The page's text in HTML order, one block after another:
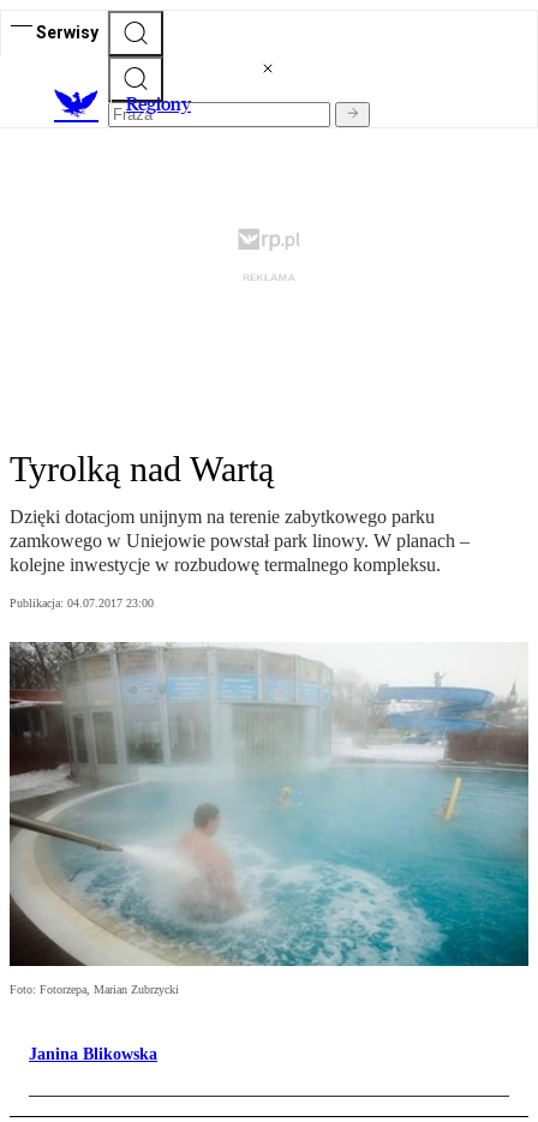
Serwisy
Regiony
Tyrolką nad Wartą
Dzięki dotacjom unijnym na terenie zabytkowego parku
zamkowego w Uniejowie powstał park linowy. W planach –
kolejne inwestycje w rozbudowę termalnego kompleksu.
Publikacja: 04.07.2017 23:00
Foto: Fotorzepa, Marian Zubrzycki
Janina Blikowska